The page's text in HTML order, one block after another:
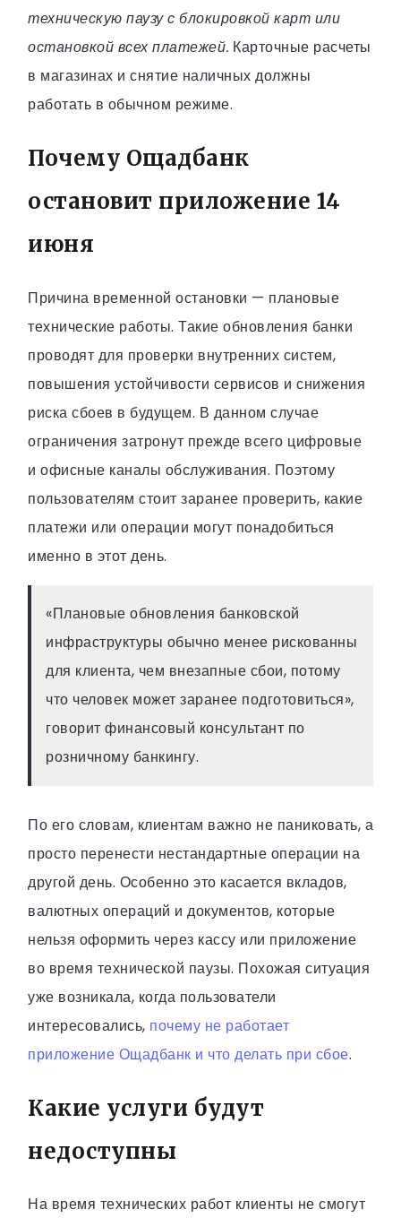
техническую паузу с блокировкой карт или
остановкой всех платежей. Карточные расчеты
в магазинах и снятие наличных должны
работать в обычном режиме.
Почему Ощадбанк
остановит приложение 14
июня
Причина временной остановки — плановые
технические работы. Такие обновления банки
проводят для проверки внутренних систем,
повышения устойчивости сервисов и снижения
риска сбоев в будущем. В данном случае
ограничения затронут прежде всего цифровые
и офисные каналы обслуживания. Поэтому
пользователям стоит заранее проверить, какие
платежи или операции могут понадобиться
именно в этот день.
«Плановые обновления банковской
инфраструктуры обычно менее рискованны
для клиента, чем внезапные сбои, потому
что человек может заранее подготовиться»,
говорит финансовый консультант по
розничному банкингу.
По его словам, клиентам важно не паниковать, а
просто перенести нестандартные операции на
другой день. Особенно это касается вкладов,
валютных операций и документов, которые
нельзя оформить через кассу или приложение
во время технической паузы. Похожая ситуация
уже возникала, когда пользователи
интересовались, почему не работает
приложение Ощадбанк и что делать при сбое.
Какие услуги будут
недоступны
На время технических работ клиенты не смогут